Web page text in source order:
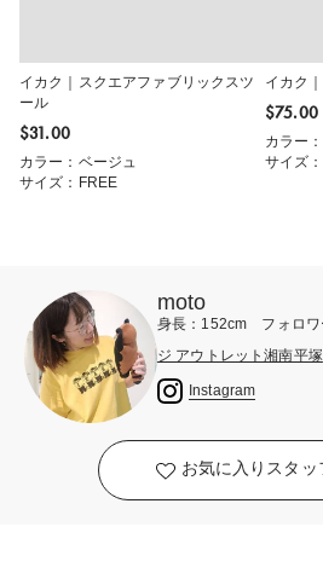
イカク｜スクエアファブリックスツ
ール
$‌31.00
カラー：ベージュ
サイズ：FREE
イカク
$‌75.00
カラー
サイズ
moto
身長：152cm フォロワ
ジ アウトレット湘南平塚
Instagram
お気に入りスタッ